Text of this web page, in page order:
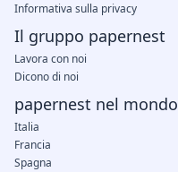
Informativa sulla privacy
Il gruppo papernest
Lavora con noi
Dicono di noi
papernest nel mondo
Italia
Francia
Spagna